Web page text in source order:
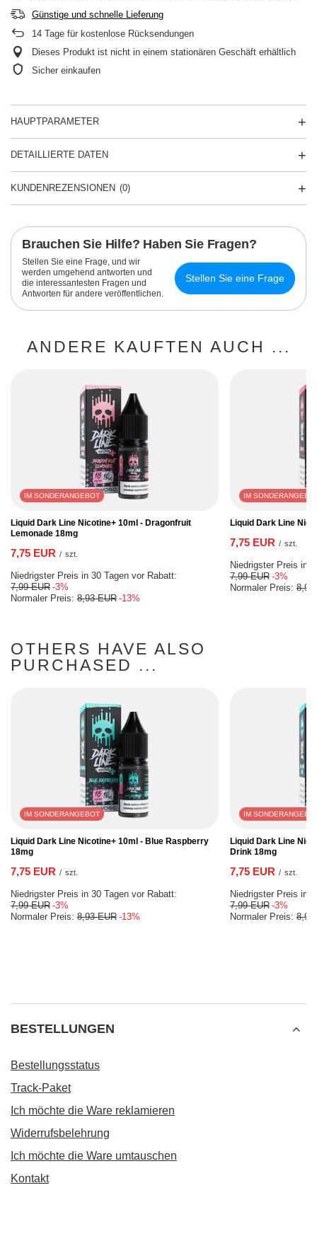
Günstige und schnelle Lieferung
14 Tage für kostenlose Rücksendungen
Dieses Produkt ist nicht in einem stationären Geschäft erhältlich
Sicher einkaufen
HAUPTPARAMETER
DETAILLIERTE DATEN
KUNDENREZENSIONEN (0)
Brauchen Sie Hilfe? Haben Sie Fragen?
Stellen Sie eine Frage, und wir
werden umgehend antworten und
die interessantesten Fragen und
Antworten für andere veröffentlichen.
Stellen Sie eine Frage
ANDERE KAUFTEN AUCH ...
IM SONDERANGEBOT
Liquid Dark Line Nicotine+ 10ml - Dragonfruit
Lemonade 18mg
7,75 EUR / szt.
Niedrigster Preis in 30 Tagen vor Rabatt:
7,99 EUR -3%
Normaler Preis: 8,93 EUR -13%
IM
Liquid Dark Line
7,75 EUR / szt.
Niedrigster Preis in
7,99 EUR -3%
Normaler Preis: 8,93
OTHERS HAVE ALSO
PURCHASED ...
IM SONDERANGEBOT
Liquid Dark Line Nicotine+ 10ml - Blue Raspberry
18mg
7,75 EUR / szt.
Niedrigster Preis in 30 Tagen vor Rabatt:
7,99 EUR -3%
Normaler Preis: 8,93 EUR -13%
IM
Liquid Dark Line
Drink 18mg
7,75 EUR / szt.
Niedrigster Preis in
7,99 EUR -3%
Normaler Preis: 8,93
BESTELLUNGEN
Bestellungsstatus
Track-Paket
Ich möchte die Ware reklamieren
Widerrufsbelehrung
Ich möchte die Ware umtauschen
Kontakt